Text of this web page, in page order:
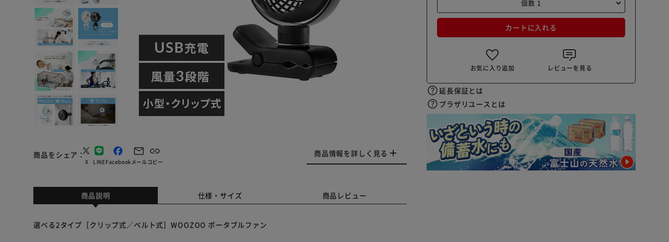
商品をシェア
X LINEFacebook メールコピー
商品情報を詳しく見る
カートに入れる
お気に入り追加 レビューを見る
延長保証とは
プラザリユースとは
商品説明 仕様・サイズ 商品レビュー
選べる2タイプ［クリップ式／ベルト式］WOOZOO ポータブルファン